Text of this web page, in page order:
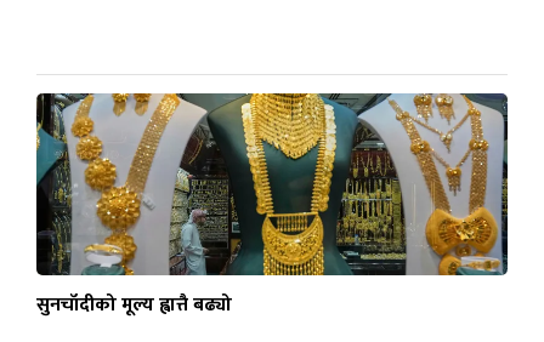
सुनचाँदीको मूल्य ह्वात्तै बढ्यो